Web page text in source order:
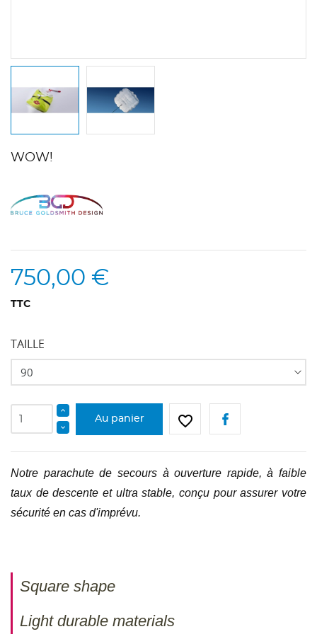
WOW!
750,00 €
TTC
TAILLE
Au panier favorite_border
Notre parachute de secours à ouverture rapide, à faible
taux de descente et ultra stable, conçu pour assurer votre
sécurité en cas d'imprévu.
Square shape
Light durable materials